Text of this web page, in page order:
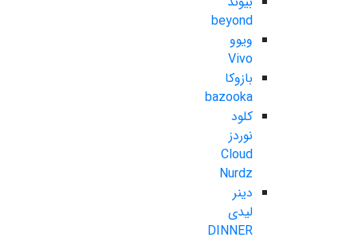
beyond
ویوو
Vivo
بازوکا
bazooka
کلود
نوردز
Cloud
Nurdz
دینر
لیدی
DINNER